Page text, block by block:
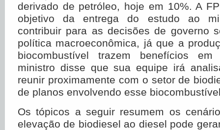
derivado de petróleo, hoje em 10%. A
objetivo da entrega do estudo ao
contribuir para as decisões de governo
política macroeconômica, já que a
biocombustível trazem benefícios
ministro disse que sua equipe irá
reunir proximamente com o setor de
de planos envolvendo esse
Os tópicos a seguir resumem os
elevação de biodiesel ao diesel pode